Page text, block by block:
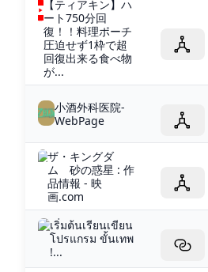
【ティアキン】ハ
ート750分回
復！！料理ポーチ
圧迫せず1枠で超
回復出来る食べ物
が...
小酒外科医院-
WebPage
ザ・キングダ
ム 砂の惑星 : 作
品情報 - 映
画.com
เริ่มต้นเรียนเขียน
โปรแกรม ขั้นเทพ
!...